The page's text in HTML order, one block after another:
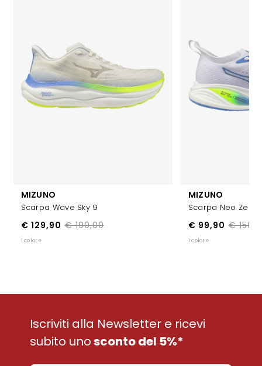
MIZUNO
Scarpa Wave Sky 9
€ 190,00
€ 129,90
1 colore
MIZUNO
Scarpa Neo Zen 2
€
€ 99,90
1 colore
Iscriviti alla Newsletter e ricevi
subito unosconto del 5%*